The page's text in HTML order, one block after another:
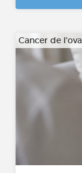
Cancer de